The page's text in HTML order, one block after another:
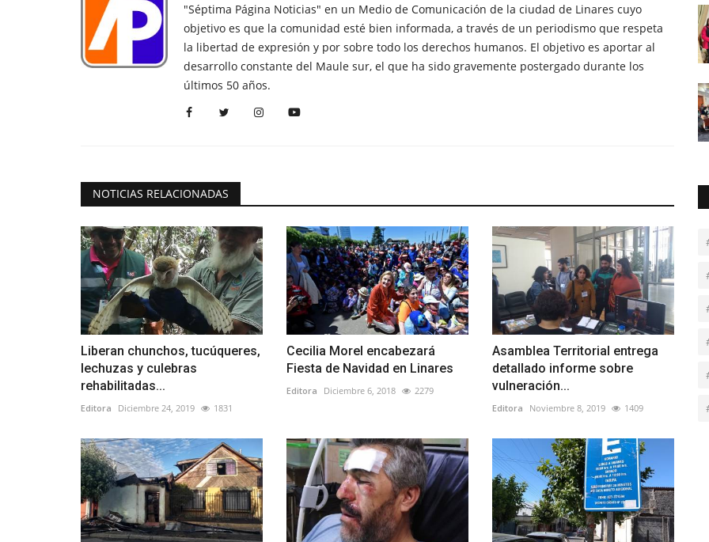
"Séptima Página Noticias" en un Medio de Comunicación de la ciudad de Linares cuyo
objetivo es que la comunidad esté bien informada, a través de un periodismo que respeta
la libertad de expresión y por sobre todo los derechos humanos. El objetivo es aportar al
desarrollo constante del Maule sur, el que ha sido gravemente postergado durante los
últimos 50 años.
NOTICIAS RELACIONADAS
Liberan chunchos, tucúqueres,
lechuzas y culebras
rehabilitadas...
Editora Diciembre 24, 2019 1831
Cecilia Morel encabezará
Fiesta de Navidad en Linares
Editora Diciembre 6, 2018 2279
Asamblea Territorial entrega
detallado informe sobre
vulneración...
Editora Noviembre 8, 2019 1409